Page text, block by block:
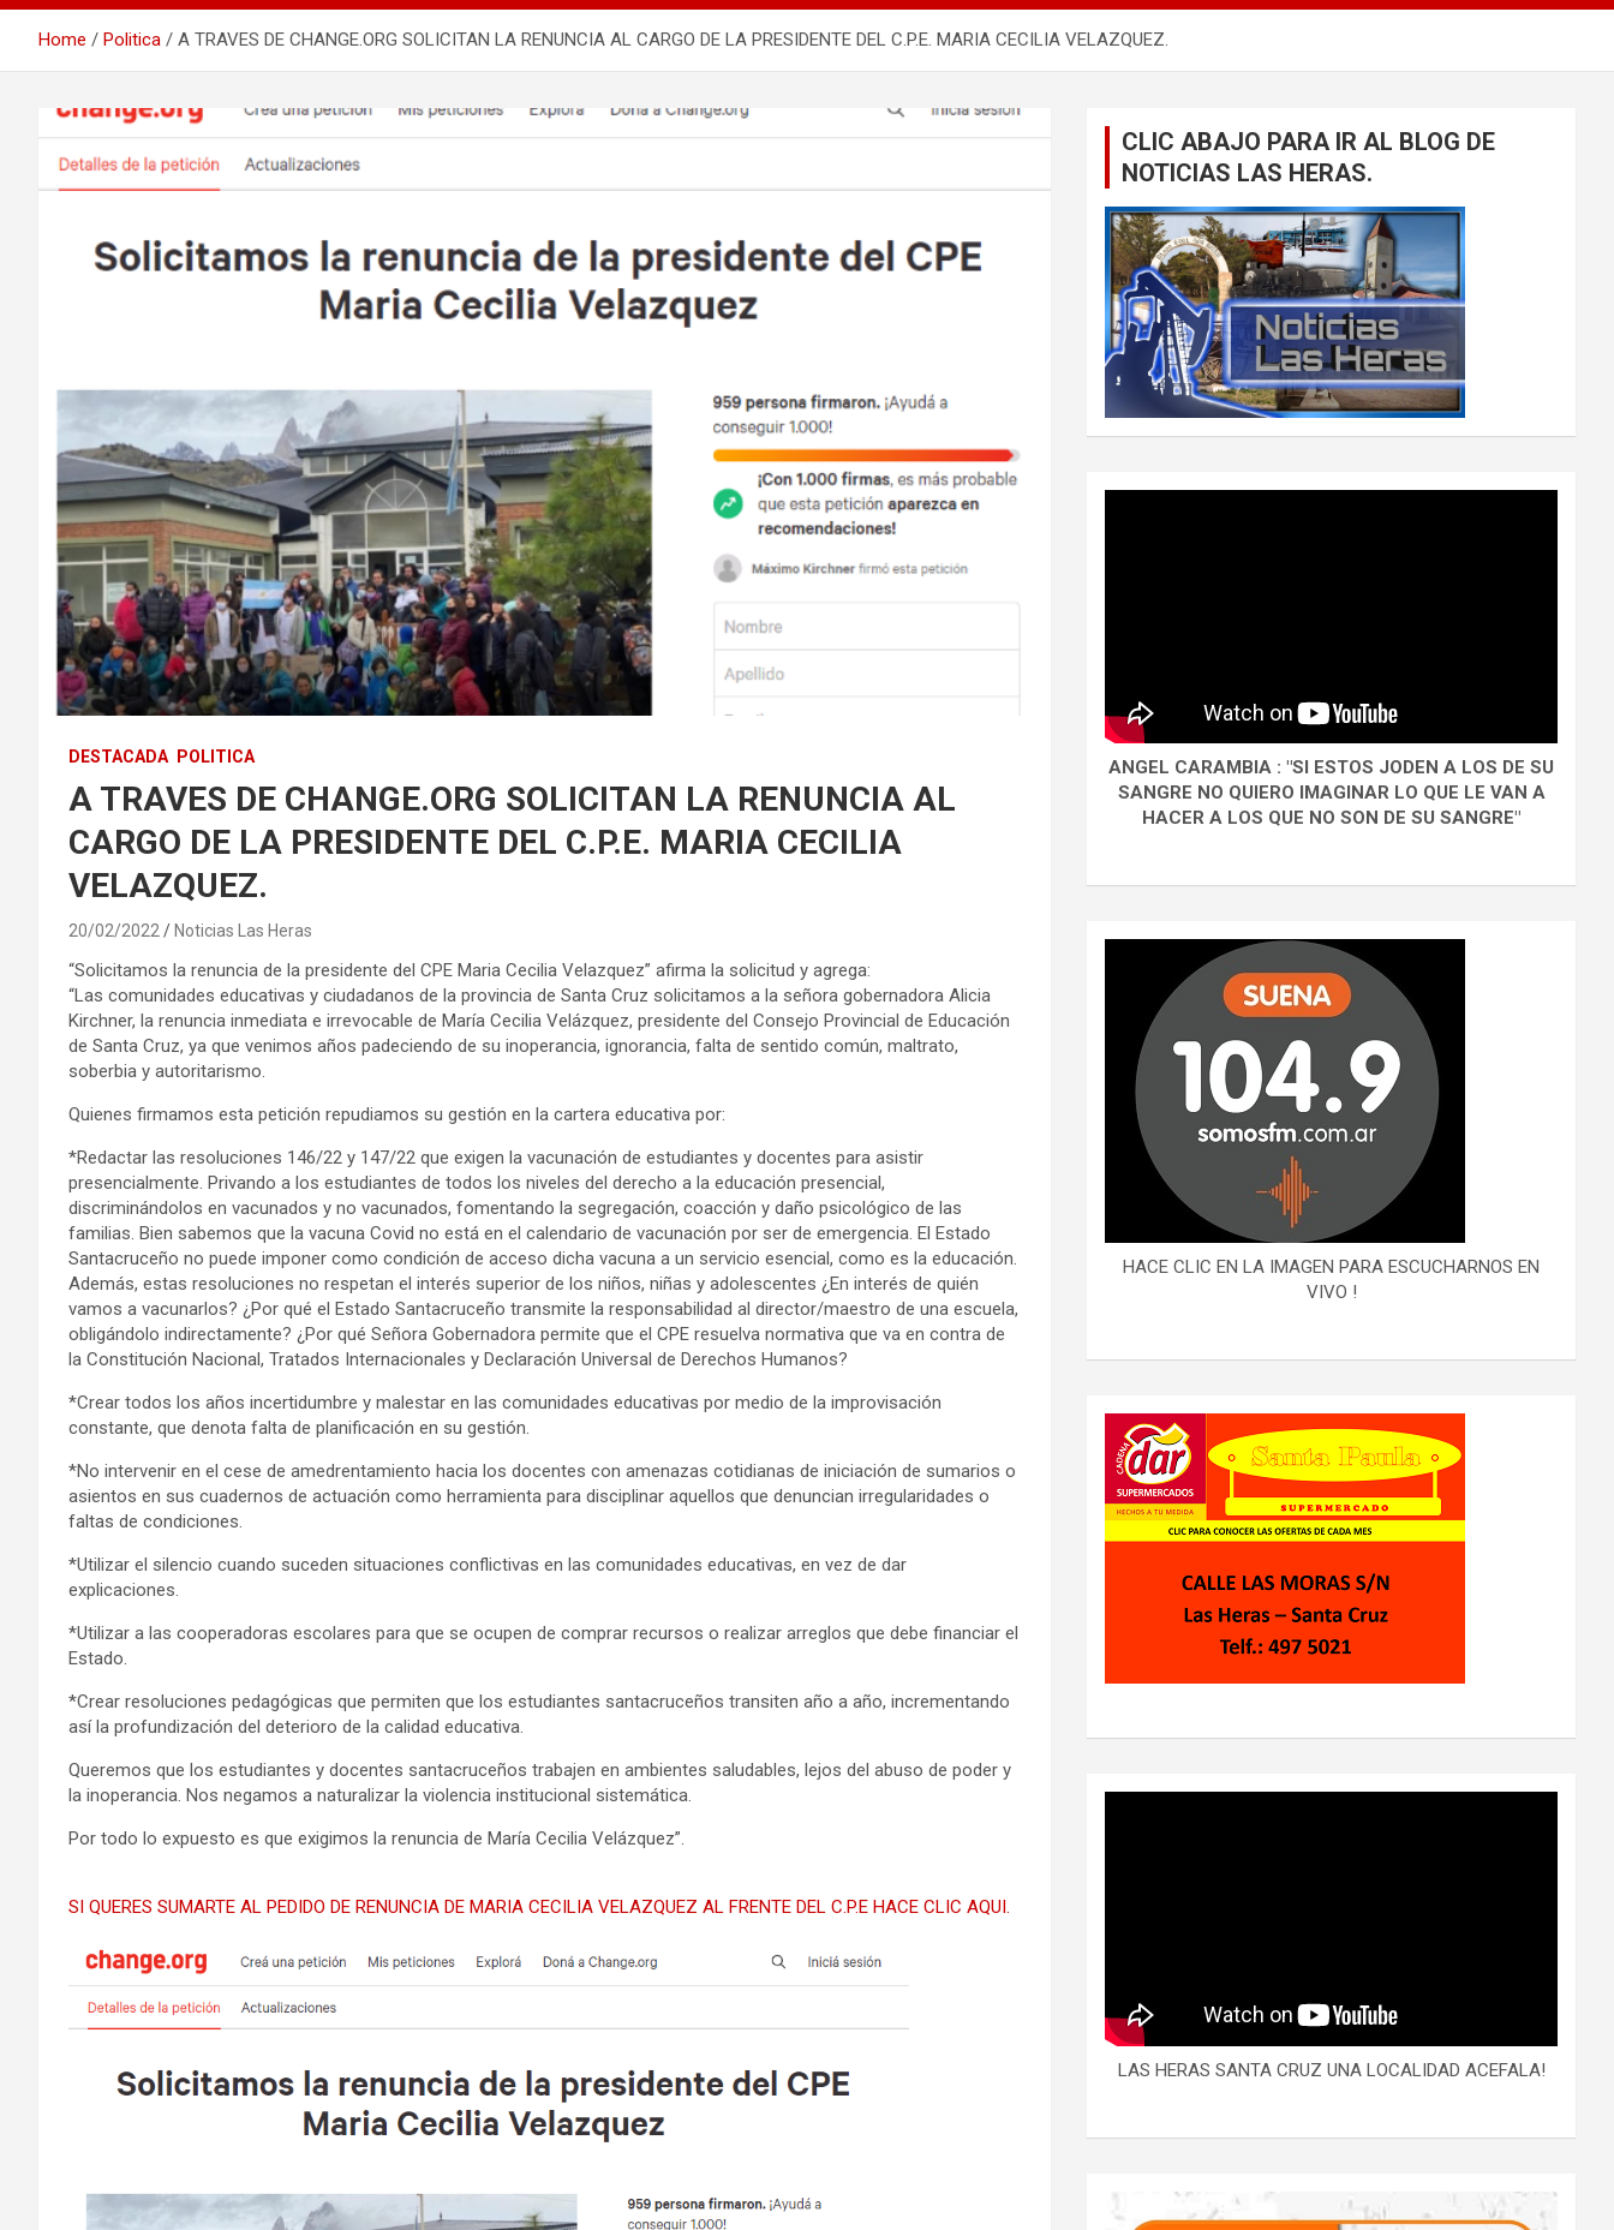
Home Politica A TRAVES DE CHANGE.ORG SOLICITAN LA RENUNCIA AL CARGO DE LA PRESIDENTE DEL C.P.E. MARIA CECILIA VELAZQUEZ.
DESTACADA POLITICA
A TRAVES DE CHANGE.ORG SOLICITAN LA RENUNCIA AL
CARGO DE LA PRESIDENTE DEL C.P.E. MARIA CECILIA
VELAZQUEZ.
20/02/2022 Noticias Las Heras
“Solicitamos la renuncia de la presidente del CPE Maria Cecilia Velazquez” afirma la solicitud y agrega:
“Las comunidades educativas y ciudadanos de la provincia de Santa Cruz solicitamos a la señora gobernadora Alicia
Kirchner, la renuncia inmediata e irrevocable de María Cecilia Velázquez, presidente del Consejo Provincial de Educación
de Santa Cruz, ya que venimos años padeciendo de su inoperancia, ignorancia, falta de sentido común, maltrato,
soberbia y autoritarismo.
Quienes firmamos esta petición repudiamos su gestión en la cartera educativa por:
*Redactar las resoluciones 146/22 y 147/22 que exigen la vacunación de estudiantes y docentes para asistir
presencialmente. Privando a los estudiantes de todos los niveles del derecho a la educación presencial,
discriminándolos en vacunados y no vacunados, fomentando la segregación, coacción y daño psicológico de las
familias. Bien sabemos que la vacuna Covid no está en el calendario de vacunación por ser de emergencia. El Estado
Santacruceño no puede imponer como condición de acceso dicha vacuna a un servicio esencial, como es la educación.
Además, estas resoluciones no respetan el interés superior de los niños, niñas y adolescentes ¿En interés de quién
vamos a vacunarlos? ¿Por qué el Estado Santacruceño transmite la responsabilidad al director/maestro de una escuela,
obligándolo indirectamente? ¿Por qué Señora Gobernadora permite que el CPE resuelva normativa que va en contra de
la Constitución Nacional, Tratados Internacionales y Declaración Universal de Derechos Humanos?
*Crear todos los años incertidumbre y malestar en las comunidades educativas por medio de la improvisación
constante, que denota falta de planificación en su gestión.
*No intervenir en el cese de amedrentamiento hacia los docentes con amenazas cotidianas de iniciación de sumarios o
asientos en sus cuadernos de actuación como herramienta para disciplinar aquellos que denuncian irregularidades o
faltas de condiciones.
*Utilizar el silencio cuando suceden situaciones conflictivas en las comunidades educativas, en vez de dar
explicaciones.
*Utilizar a las cooperadoras escolares para que se ocupen de comprar recursos o realizar arreglos que debe financiar el
Estado.
*Crear resoluciones pedagógicas que permiten que los estudiantes santacruceños transiten año a año, incrementando
así la profundización del deterioro de la calidad educativa.
Queremos que los estudiantes y docentes santacruceños trabajen en ambientes saludables, lejos del abuso de poder y
la inoperancia. Nos negamos a naturalizar la violencia institucional sistemática.
Por todo lo expuesto es que exigimos la renuncia de María Cecilia Velázquez”.
SI QUERES SUMARTE AL PEDIDO DE RENUNCIA DE MARIA CECILIA VELAZQUEZ AL FRENTE DEL C.P.E HACE CLIC AQUI.
CLIC ABAJO PARA IR AL BLOG DE
NOTICIAS LAS HERAS.
ANGEL CARAMBIA : "SI ESTOS JODEN A LOS DE SU
SANGRE NO QUIERO IMAGINAR LO QUE LE VAN A
HACER A LOS QUE NO SON DE SU SANGRE"
HACE CLIC EN LA IMAGEN PARA ESCUCHARNOS EN
VIVO !
LAS HERAS SANTA CRUZ UNA LOCALIDAD ACEFALA!